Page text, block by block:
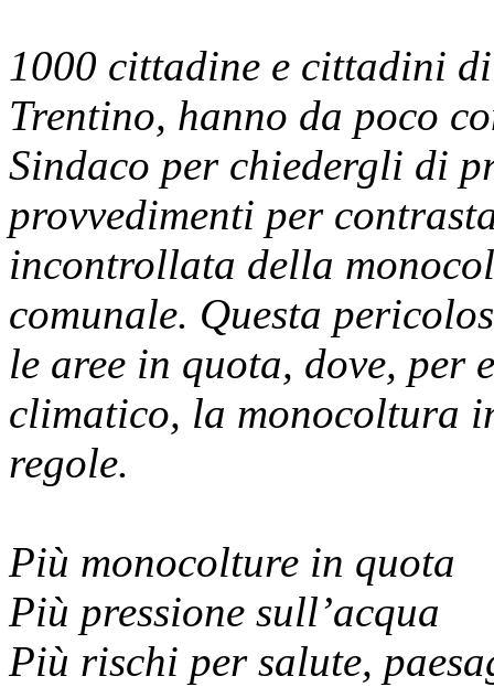
1000 cittadine e cittadini
Trentino, hanno da poco
Sindaco per chiedergli di
provvedimenti per
incontrollata della
comunale. Questa
le aree in quota, dove, per
climatico, la monocoltura
regole.
Più monocolture in quota
Più pressione sull’acqua
Più rischi per salute,